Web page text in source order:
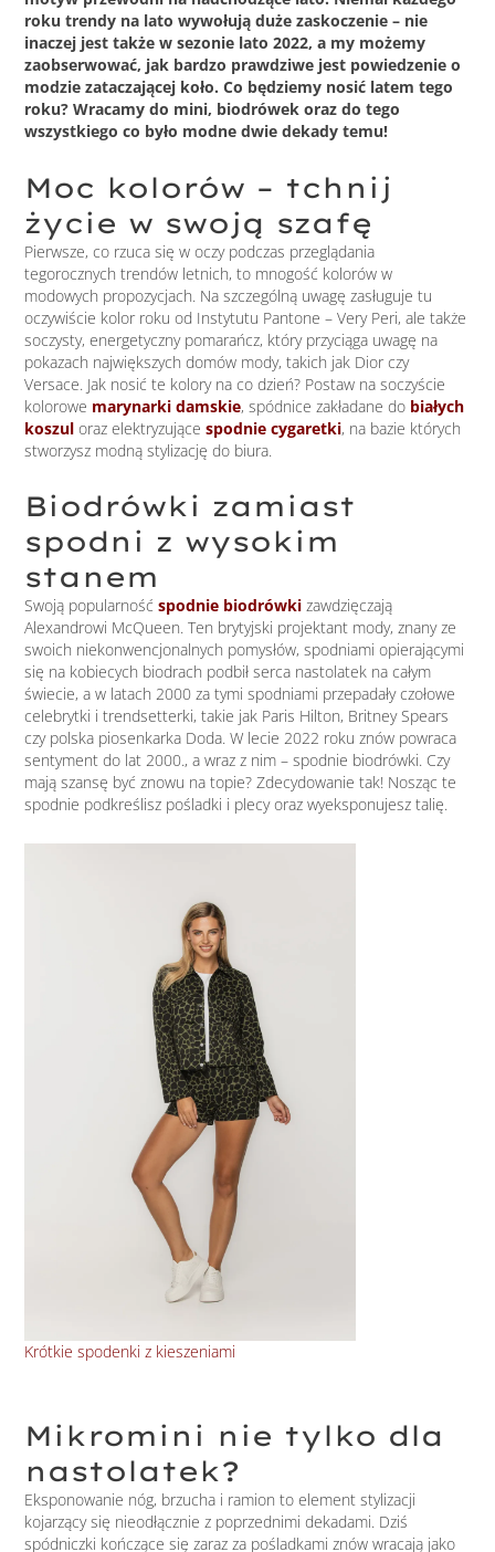
roku trendy na lato wywołują duże zaskoczenie – nie
inaczej jest także w sezonie lato 2022, a my możemy
zaobserwować, jak bardzo prawdziwe jest powiedzenie o
modzie zataczającej koło. Co będziemy nosić latem tego
roku? Wracamy do mini, biodrówek oraz do tego
wszystkiego co było modne dwie dekady temu!
Moc kolorów – tchnij
życie w swoją szafę
Pierwsze, co rzuca się w oczy podczas przeglądania
tegorocznych trendów letnich, to mnogość kolorów w
modowych propozycjach. Na szczególną uwagę zasługuje tu
oczywiście kolor roku od Instytutu Pantone – Very Peri, ale także
soczysty, energetyczny pomarańcz, który przyciąga uwagę na
pokazach największych domów mody, takich jak Dior czy
Versace. Jak nosić te kolory na co dzień? Postaw na soczyście
kolorowe marynarki damskie, spódnice zakładane do białych
koszul oraz elektryzujące spodnie cygaretki, na bazie których
stworzysz modną stylizację do biura.
Biodrówki zamiast
spodni z wysokim
stanem
Swoją popularność spodnie biodrówki zawdzięczają
Alexandrowi McQueen. Ten brytyjski projektant mody, znany ze
swoich niekonwencjonalnych pomysłów, spodniami opierającymi
się na kobiecych biodrach podbił serca nastolatek na całym
świecie, a w latach 2000 za tymi spodniami przepadały czołowe
celebrytki i trendsetterki, takie jak Paris Hilton, Britney Spears
czy polska piosenkarka Doda. W lecie 2022 roku znów powraca
sentyment do lat 2000., a wraz z nim – spodnie biodrówki. Czy
mają szansę być znowu na topie? Zdecydowanie tak! Nosząc te
spodnie podkreślisz pośladki i plecy oraz wyeksponujesz talię.
Krótkie spodenki z kieszeniami
Mikromini nie tylko dla
nastolatek?
Eksponowanie nóg, brzucha i ramion to element stylizacji
kojarzący się nieodłącznie z poprzednimi dekadami. Dziś
spódniczki kończące się zaraz za pośladkami znów wracają jako